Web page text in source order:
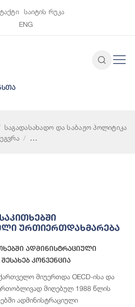
საიტის რუკა
ENG
საგადასახადო და საბაჟო პოლიტიკა
Ურთიერთდახმარება
Ადმინისტრაციული
Კონვენცია
მიუერთდა OECD-ისა და
მიღებულ 1988 წლის
ადმინისტრაციული